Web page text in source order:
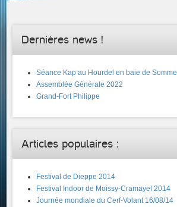
Dernières news !
Séance Kap au Hourdel en baie de Somme
Assemblée Générale 2022
Grand-Fort Philippe
Articles populaires :
Festival de Dieppe 2014
Festival Indoor de Moissy-Cramayel 2014
Journée mondiale du Cerf-Volant 16/08/14